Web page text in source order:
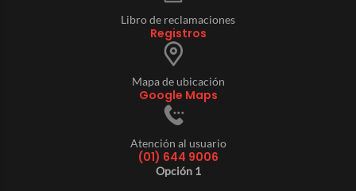
Libro de reclamaciones
Registros
Mapa de ubicación
Google Maps
Atención al usuario
(01) 644 9006
Opción 1